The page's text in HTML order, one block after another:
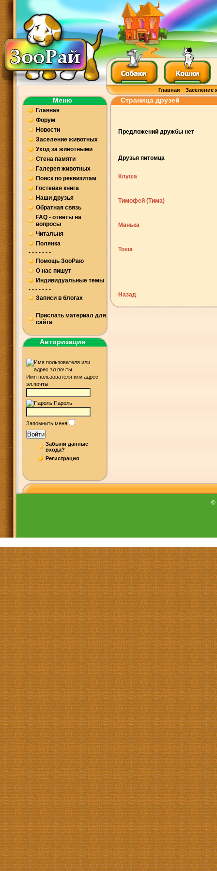
Главная Заселение
Меню
Главная
Форум
Новости
Заселение животных
Уход за животными
Стена памяти
Галерея животных
Поиск по реквизитам
Гостевая книга
Наши друзья
Обратная связь
FAQ - ответы на
вопросы
Читальня
Полянка
- - - - - - -
Помощь ЗооРаю
О нас пишут
Индивидуальные темы
- - - - - - -
Записи в блогах
- - - - - - -
Прислать материал для
сайта
Авторизация
Имя пользователя или адрес
эл.почты
Пароль
Запомнить меня
Войти
Забыли данные
входа?
Регистрация
Страница друзей
Предложений дружбы нет
Друзья питомца
Клуша
Тимофей (Тима)
Манька
Тоша
Назад
©